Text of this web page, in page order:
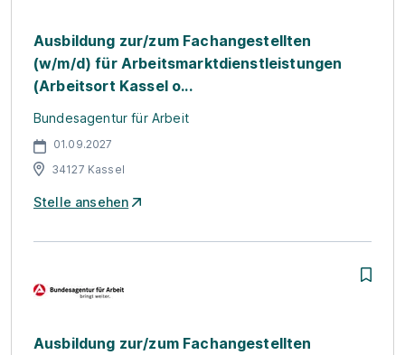
Ausbildung zur/zum Fachangestellten
(w/m/d) für Arbeitsmarktdienstleistungen
(Arbeitsort Kassel o...
Bundesagentur für Arbeit
01.09.2027
34127 Kassel
Stelle ansehen
Ausbildung zur/zum Fachangestellten